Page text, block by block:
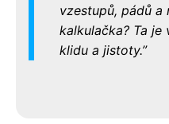
vzestupů, pádů a
kalkulačka? Ta je
klidu a jistoty.